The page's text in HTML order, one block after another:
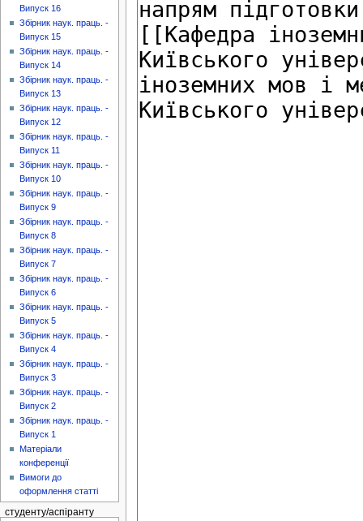
Випуск 16
Збірник наук. праць. -
Випуск 15
Збірник наук. праць. -
Випуск 14
Збірник наук. праць. -
Випуск 13
Збірник наук. праць. -
Випуск 12
Збірник наук. праць. -
Випуск 11
Збірник наук. праць. -
Випуск 10
Збірник наук. праць. -
Випуск 9
Збірник наук. праць. -
Випуск 8
Збірник наук. праць. -
Випуск 7
Збірник наук. праць. -
Випуск 6
Збірник наук. праць. -
Випуск 5
Збірник наук. праць. -
Випуск 4
Збірник наук. праць. -
Випуск 3
Збірник наук. праць. -
Випуск 2
Збірник наук. праць. -
Випуск 1
Матеріали
конференції
Вимоги до
оформлення статті
студенту/аспіранту